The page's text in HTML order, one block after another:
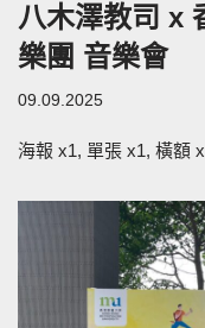
八木澤教司 x
樂團 音樂會
09.09.2025
海報 x1, 單張 x1, 橫額